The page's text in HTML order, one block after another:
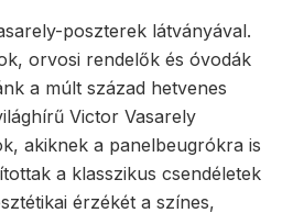
poszterek látványával.
orvosi rendelők és óvodák
a múlt század hetvenes
Victor Vasarely
akiknek a panelbeugrókra is
a klasszikus csendéletek
érzékét a színes,